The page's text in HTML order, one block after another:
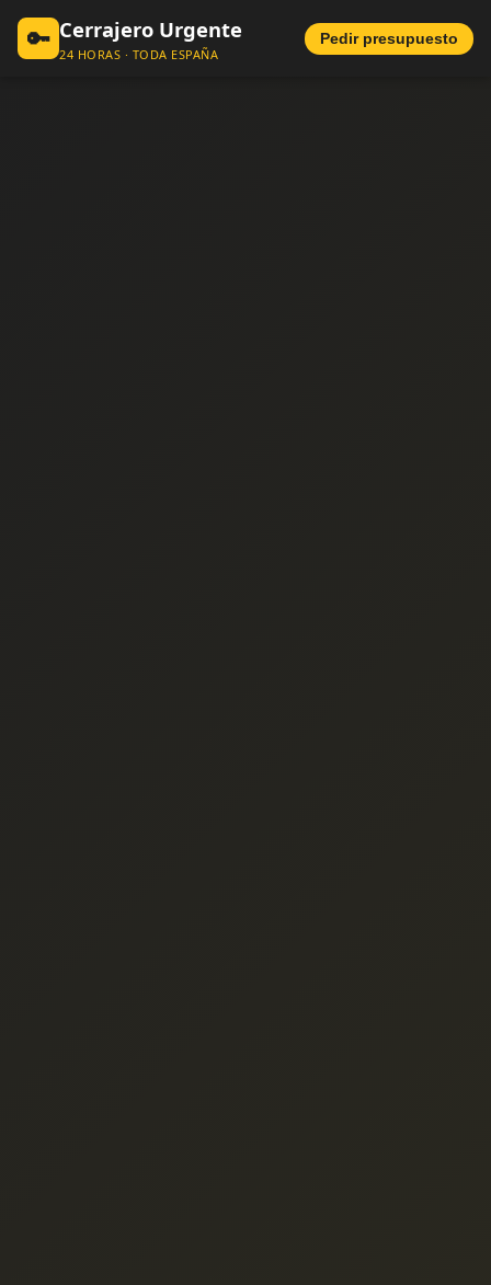
🔑 Cerrajero Urgente
24 HORAS · TODA ESPAÑA
Pedir presupuesto